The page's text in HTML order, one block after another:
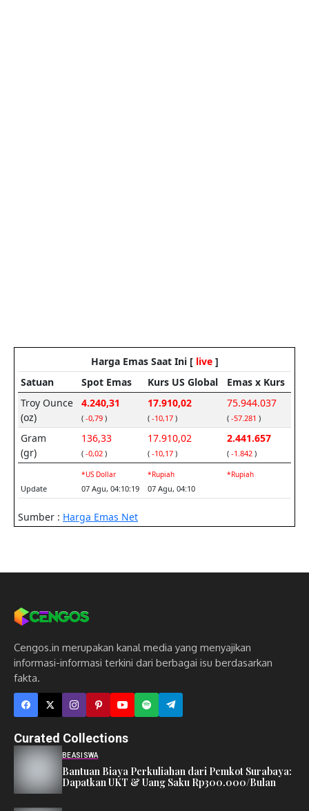
Cengos.in merupakan kanal media yang menyajikan
informasi-informasi terkini dari berbagai isu berdasarkan
fakta.
Curated Collections
BEASISWA
Bantuan Biaya Perkuliahan dari Pemkot Surabaya:
Dapatkan UKT & Uang Saku Rp300.000/Bulan